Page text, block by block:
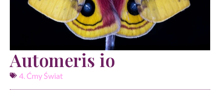
Automeris io
4. Ćmy Świat